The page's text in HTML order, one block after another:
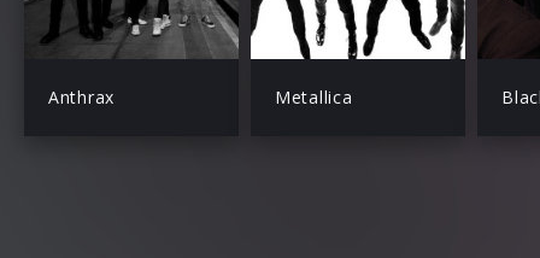
Anthrax Metallica